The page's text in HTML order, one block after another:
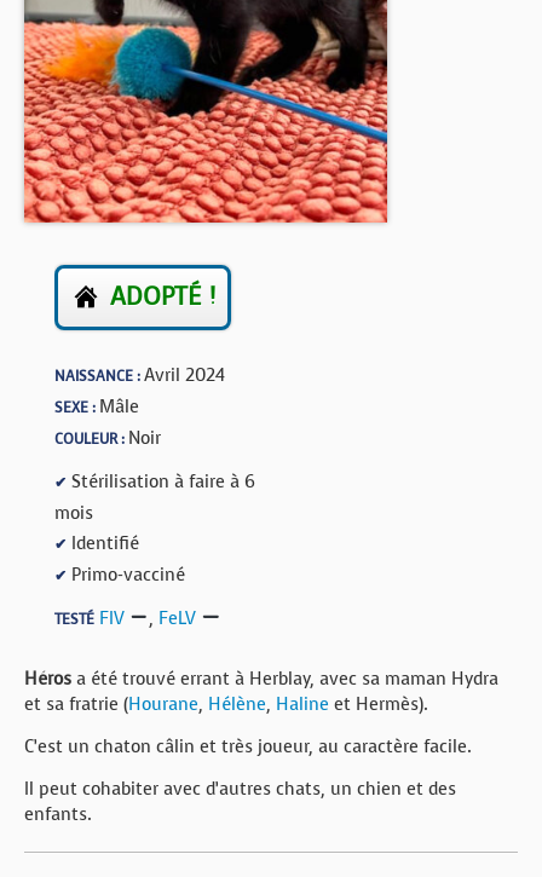
BOUTIQUE
FORUM
ADOPTÉ !
NAISSANCE :Avril 2024
SEXE : Mâle
COULEUR : Noir
✔ Stérilisation à faire à 6
mois
✔ Identifié
✔ Primo-vacciné
TESTÉ FIV , FeLV
Héros a été trouvé errant à Herblay, avec sa maman Hydra
et sa fratrie (Hourane, Hélène, Haline et Hermès).
C’est un chaton câlin et très joueur, au caractère facile.
Il peut cohabiter avec d’autres chats, un chien et des
enfants.